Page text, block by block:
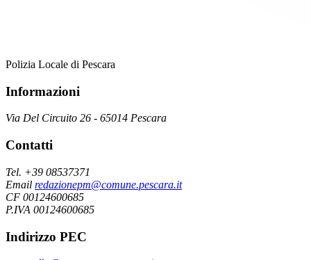
Polizia Locale di Pescara
Informazioni
Via Del Circuito 26 - 65014 Pescara
Contatti
Tel. +39 08537371
Email redazionepm@comune.pescara.it
CF 00124600685
P.IVA 00124600685
Indirizzo PEC